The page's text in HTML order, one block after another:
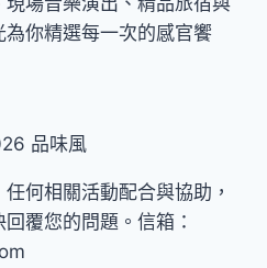
你精選每一次的感官饗
品味風
任何相關活動配合與協助，
覆您的問題。信箱：